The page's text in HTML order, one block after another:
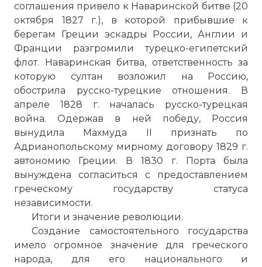
соглашения привело к Наваринской битве (20
октября 1827 г.), в которой прибывшие к
берегам Греции эскадры России, Англии и
Франции разгромили турецко-египетский
флот. Наваринская битва, ответственность за
которую султан возложил на Россию,
обострила русско-турецкие отношения. В
апреле 1828 г. началась русско-турецкая
война. Одержав в ней победу, Россия
вынудила Махмуда II признать по
Адрианопольскому мирному договору 1829 г.
автономию Греции. В 1830 г. Порта была
вынуждена согласиться с предоставлением
греческому государству статуса
независимости.
Итоги и значение революции.
Создание самостоятельного государства
имело огромное значение для греческого
народа, для его национального и